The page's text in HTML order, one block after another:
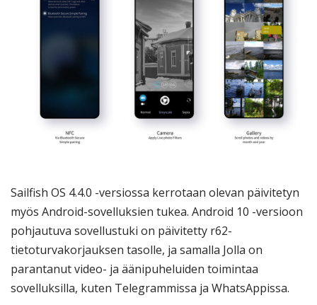
Sailfish OS 4.4.0 -versiossa kerrotaan olevan päivitetyn
myös Android-sovelluksien tukea. Android 10 -versioon
pohjautuva sovellustuki on päivitetty r62-
tietoturvakorjauksen tasolle, ja samalla Jolla on
parantanut video- ja äänipuheluiden toimintaa
sovelluksilla, kuten Telegrammissa ja WhatsAppissa.